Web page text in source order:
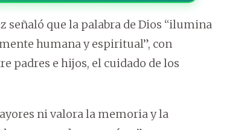
señaló que la palabra de Dios “ilumina
humana y espiritual”, con
padres e hijos, el cuidado de los
ni valora la memoria y la